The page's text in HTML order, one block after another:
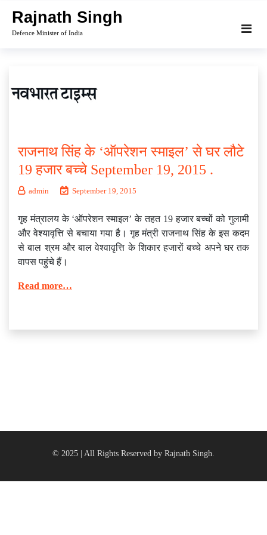
content
Rajnath Singh
Defence Minister of India
राजनाथ सिंह के ‘ऑपरेशन स्माइल’ से घर लौटे
19 हजार बच्चे September 19, 2015 .
admin September 19, 2015
गृह मंत्रालय के ‘ऑपरेशन स्माइल’ के तहत 19 हजार बच्चों को गुलामी
और वेश्यावृत्ति से बचाया गया है। गृह मंत्री राजनाथ सिंह के इस कदम
से बाल श्रम और बाल वेश्वावृत्ति के शिकार हजारों बच्चे अपने घर तक
वापस पहुंचे हैं।
Read more…
© 2025 | All Rights Reserved by Rajnath Singh.